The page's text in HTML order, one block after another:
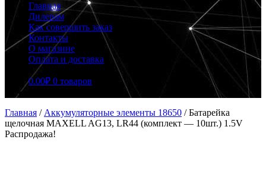
Главная
Дилерам
Как совершить заказ
Контакты
О магазине
Оплата и доставка
0.00₽ 0 товаров
Главная / Аккумуляторные элементы 18650 /Батарейка
щелочная MAXELL AG13, LR44 (комплект — 10шт.) 1.5V
Распродажа!